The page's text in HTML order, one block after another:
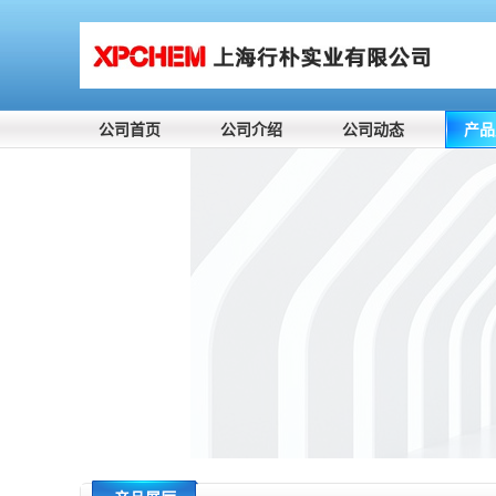
公司首页 公司介绍 公司动态 产